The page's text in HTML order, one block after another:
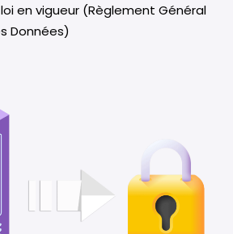
en vigueur (Règlement Général
Données)